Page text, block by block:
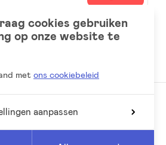
alle rechten voorbehouden
cookies gebruiken
op onze website te
met ons cookiebeleid
aanpassen